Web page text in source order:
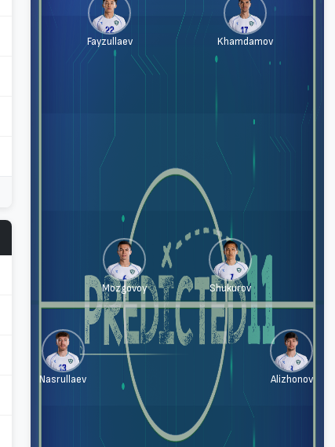
Nasrullaev Alizhonov
Shukurov
Mozgovoy
Fayzullaev Khamdamov